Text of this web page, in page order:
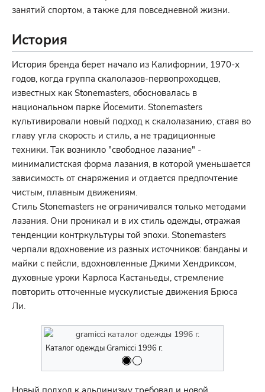
занятий спортом, а также для повседневной жизни.
История
История бренда берет начало из Калифорнии, 1970-х
годов, когда группа скалолазов-первопроходцев,
известных как Stonemasters, обосновалась в
национальном парке Йосемити. Stonemasters
культивировали новый подход к скалолазанию, ставя во
главу угла скорость и стиль, а не традиционные
техники. Так возникло "свободное лазание" -
минималистская форма лазания, в которой уменьшается
зависимость от снаряжения и отдается предпочтение
чистым, плавным движениям.
Стиль Stonemasters не ограничивался только методами
лазания. Они проникал и в их стиль одежды, отражая
тенденции контркультуры той эпохи. Stonemasters
черпали вдохновение из разных источников: банданы и
майки с пейсли, вдохновленные Джими Хендриксом,
духовные уроки Карлоса Кастаньеды, стремление
повторить отточенные мускулистые движения Брюса
Ли.
Каталог одежды Gramicci 1996 г.